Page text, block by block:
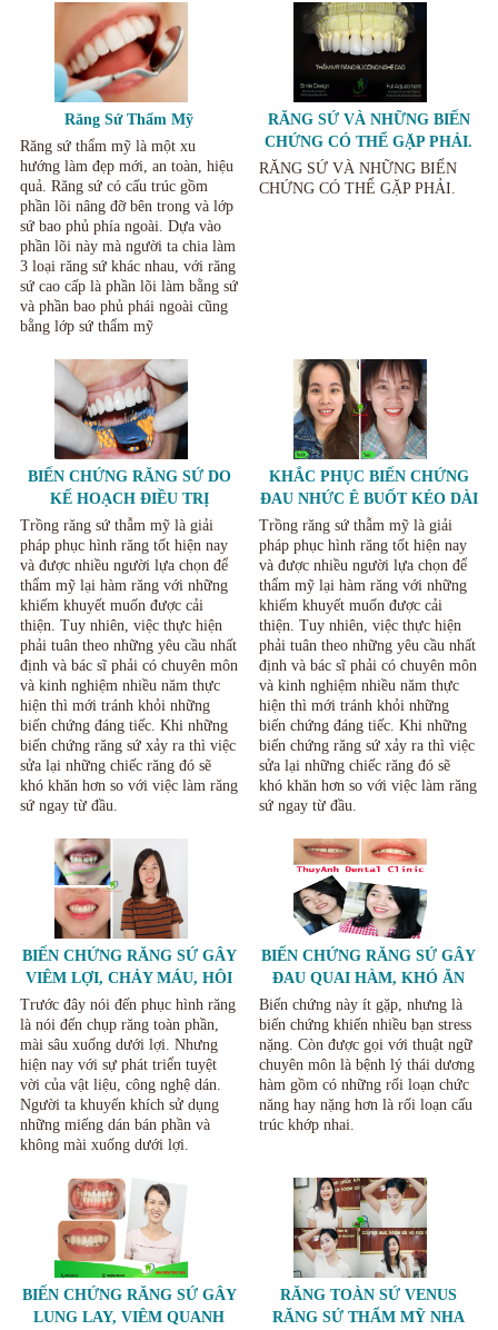
Răng Sứ Thẩm Mỹ
Răng sứ thẩm mỹ là một xu
hướng làm đẹp mới, an toàn, hiệu
quả. Răng sứ có cấu trúc gồm
phần lõi nâng đỡ bên trong và lớp
sứ bao phủ phía ngoài. Dựa vào
phần lõi này mà người ta chia làm
3 loại răng sứ khác nhau, với răng
sứ cao cấp là phần lõi làm bằng sứ
và phần bao phủ phái ngoài cũng
bằng lớp sứ thẩm mỹ
RĂNG SỨ VÀ NHỮNG BIẾN
CHỨNG CÓ THỂ GẶP PHẢI.
RĂNG SỨ VÀ NHỮNG BIẾN
CHỨNG CÓ THỂ GẶP PHẢI.
BIẾN CHỨNG RĂNG SỨ DO
KẾ HOẠCH ĐIỀU TRỊ
KHÔNG RÕ RÀNG.
Trồng răng sứ thẫm mỹ là giải
pháp phục hình răng tốt hiện nay
và được nhiều người lựa chọn để
thẩm mỹ lại hàm răng với những
khiếm khuyết muốn được cải
thiện. Tuy nhiên, việc thực hiện
phải tuân theo những yêu cầu nhất
định và bác sĩ phải có chuyên môn
và kinh nghiệm nhiều năm thực
hiện thì mới tránh khỏi những
biến chứng đáng tiếc. Khi những
biến chứng răng sứ xảy ra thì việc
sửa lại những chiếc răng đó sẽ
khó khăn hơn so với việc làm răng
sứ ngay từ đầu.
KHẮC PHỤC BIẾN CHỨNG
ĐAU NHỨC Ê BUỐT KÉO DÀI
KHI LÀM RĂNG SỨ
Trồng răng sứ thẫm mỹ là giải
pháp phục hình răng tốt hiện nay
và được nhiều người lựa chọn để
thẩm mỹ lại hàm răng với những
khiếm khuyết muốn được cải
thiện. Tuy nhiên, việc thực hiện
phải tuân theo những yêu cầu nhất
định và bác sĩ phải có chuyên môn
và kinh nghiệm nhiều năm thực
hiện thì mới tránh khỏi những
biến chứng đáng tiếc. Khi những
biến chứng răng sứ xảy ra thì việc
sửa lại những chiếc răng đó sẽ
khó khăn hơn so với việc làm răng
sứ ngay từ đầu.
BIẾN CHỨNG RĂNG SỨ GÂY
VIÊM LỢI, CHẢY MÁU, HÔI
MIỆNG VÀ CÁCH KHẮC
PHỤC
Trước đây nói đến phục hình răng
là nói đến chụp răng toàn phần,
mài sâu xuống dưới lợi. Nhưng
hiện nay với sự phát triển tuyệt
vời của vật liệu, công nghệ dán.
Người ta khuyến khích sử dụng
những miếng dán bán phần và
không mài xuống dưới lợi.
BIẾN CHỨNG RĂNG SỨ GÂY
ĐAU QUAI HÀM, KHÓ ĂN
NHAI VÀ CÁCH KHẮC PHỤC
Biến chứng này ít gặp, nhưng là
biến chứng khiến nhiều bạn stress
nặng. Còn được gọi với thuật ngữ
chuyên môn là bệnh lý thái dương
hàm gồm có những rối loạn chức
năng hay nặng hơn là rối loạn cấu
trúc khớp nhai.
BIẾN CHỨNG RĂNG SỨ GÂY
LUNG LAY, VIÊM QUANH
RĂNG TOÀN SỨ VENUS
RĂNG SỨ THẨM MỸ NHA